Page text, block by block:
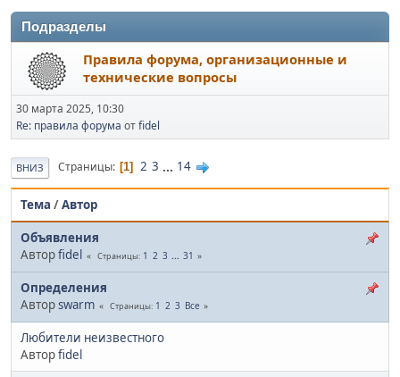
Подразделы
Правила форума, организационные и
технические вопросы
30 марта 2025, 10:30
Re: правила форума отfidel
ВНИЗ Страницы 1 2 3 ... 14
Тема /Автор
Объявления
Авторfidel Страницы 1 2 3 ... 31
Определения
Авторswarm Страницы 1 2 3 Все
Любители неизвестного
Авторfidel